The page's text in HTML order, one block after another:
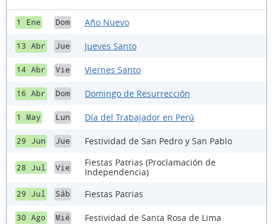
1 Ene Dom Año Nuevo
13 Abr Jue Jueves Santo
14 Abr Vie Viernes Santo
16 Abr Dom Domingo de Resurrección
1 May Lun Día del Trabajador en Perú
29 Jun Jue Festividad de San Pedro y San Pablo
28 Jul Vie
Fiestas Patrias (Proclamación de
Independencia)
29 Jul Sáb Fiestas Patrias
30 Ago Mié Festividad de Santa Rosa de Lima